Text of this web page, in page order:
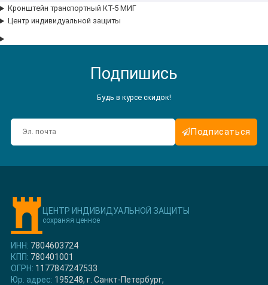
Кронштейн транспортный КТ-5 МИГ
Центр индивидуальной защиты
Подпишись
Будь в курсе скидок!
Подписаться
ЦЕНТР ИНДИВИДУАЛЬНОЙ ЗАЩИТЫ
сохраняя ценное
ИНН: 7804603724
КПП: 780401001
ОГРН: 1177847247533
Юр. адрес: 195248, г. Санкт-Петербург,